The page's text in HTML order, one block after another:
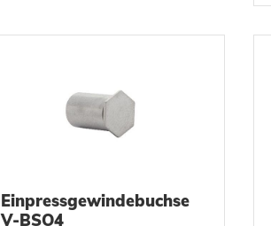
Einpressgewindebuchse
V-BSO4